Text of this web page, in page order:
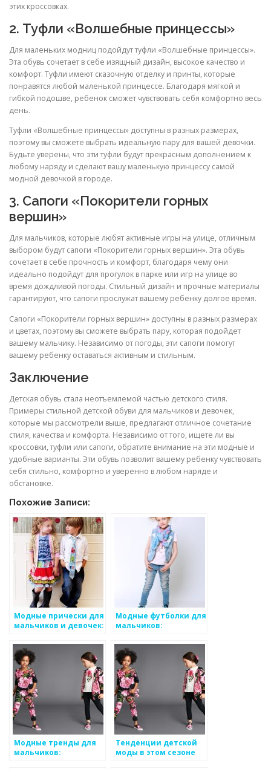
этих кроссовках.
2. Туфли «Волшебные принцессы»
Для маленьких модниц подойдут туфли «Волшебные принцессы».
Эта обувь сочетает в себе изящный дизайн, высокое качество и
комфорт. Туфли имеют сказочную отделку и принты, которые
понравятся любой маленькой принцессе. Благодаря мягкой и
гибкой подошве, ребенок сможет чувствовать себя комфортно весь
день.
Туфли «Волшебные принцессы» доступны в разных размерах,
поэтому вы сможете выбрать идеальную пару для вашей девочки.
Будьте уверены, что эти туфли будут прекрасным дополнением к
любому наряду и сделают вашу маленькую принцессу самой
модной девочкой в городе.
3. Сапоги «Покорители горных
вершин»
Для мальчиков, которые любят активные игры на улице, отличным
выбором будут сапоги «Покорители горных вершин». Эта обувь
сочетает в себе прочность и комфорт, благодаря чему они
идеально подойдут для прогулок в парке или игр на улице во
время дождливой погоды. Стильный дизайн и прочные материалы
гарантируют, что сапоги прослужат вашему ребенку долгое время.
Сапоги «Покорители горных вершин» доступны в разных размерах
и цветах, поэтому вы сможете выбрать пару, которая подойдет
вашему мальчику. Независимо от погоды, эти сапоги помогут
вашему ребенку оставаться активным и стильным.
Заключение
Детская обувь стала неотъемлемой частью детского стиля.
Примеры стильной детской обуви для мальчиков и девочек,
которые мы рассмотрели выше, предлагают отличное сочетание
стиля, качества и комфорта. Независимо от того, ищете ли вы
кроссовки, туфли или сапоги, обратите внимание на эти модные и
удобные варианты. Эти обувь позволит вашему ребенку чувствовать
себя стильно, комфортно и уверенно в любом наряде и
обстановке.
Похожие Записи:
Модные прически для
мальчиков и девочек:
Модные футболки для
мальчиков:
собственного стиля
Модные тренды для
мальчиков:
Тенденции детской
моды в этом сезоне